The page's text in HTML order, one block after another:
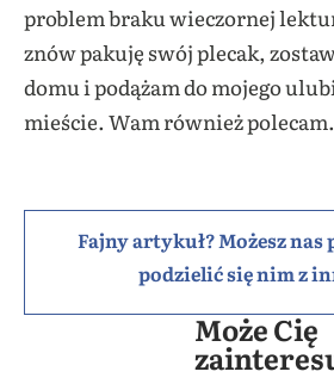
problem braku wieczornej
znów pakuję swój plecak,
domu i podążam do mojego
mieście. Wam również polecam.
Fajny artykuł? Możesz
podzielić się nim z
Może Cię